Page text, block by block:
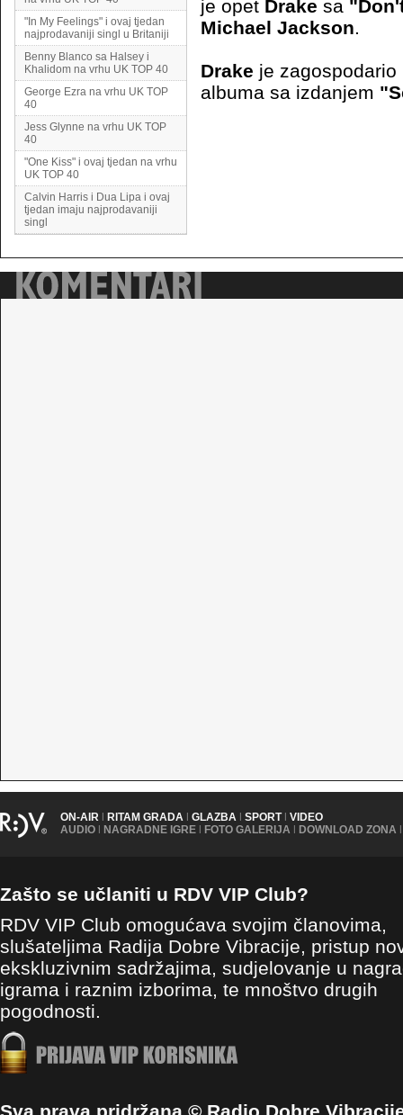
"In My Feelings" i ovaj tjedan
najprodavaniji singl u Britaniji
Benny Blanco sa Halsey i
Khalidom na vrhu UK TOP 40
George Ezra na vrhu UK TOP
40
Jess Glynne na vrhu UK TOP
40
"One Kiss" i ovaj tjedan na vrhu
UK TOP 40
Calvin Harris i Dua Lipa i ovaj
tjedan imaju najprodavaniji
singl
je opet Drake sa
Michael Jackson.
Drake je
albuma sa izdanjem
ON-AIR | RITAM GRADA | GLAZBA | SPORT | VIDEO
AUDIO | NAGRADNE IGRE | FOTO GALERIJA | DOWNLOAD ZONA |
Zašto se učlaniti u RDV VIP Club?
RDV VIP Club omogućava svojim članovima,
slušateljima Radija Dobre Vibracije, pristup
ekskluzivnim sadržajima, sudjelovanje u
igrama i raznim izborima, te mnoštvo drugih
pogodnosti.